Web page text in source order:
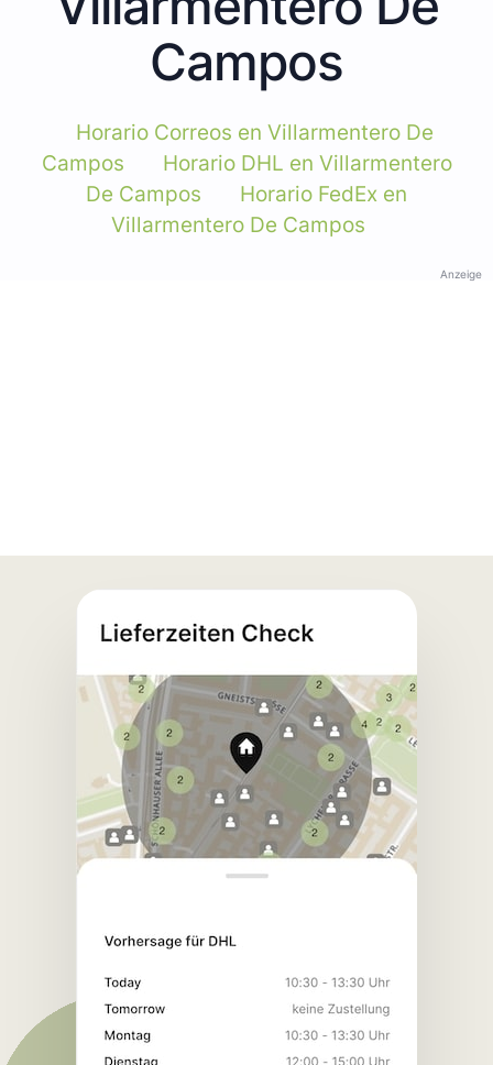
Campos
Horario Correos en Villarmentero De
Campos
Horario DHL en Villarmentero
De Campos
Horario FedEx en
Villarmentero De Campos
Anzeige